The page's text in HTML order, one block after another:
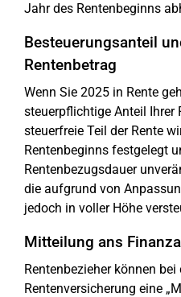
Jahr des Rentenbeginns
Besteuerungsanteil
Rentenbetrag
Wenn Sie 2025 in Rente
steuerpflichtige Anteil Ihrer
steuerfreie Teil der Rente
Rentenbeginns festgelegt
Rentenbezugsdauer
die aufgrund von
jedoch in voller Höhe
Mitteilung ans
Rentenbezieher können
Rentenversicherung eine